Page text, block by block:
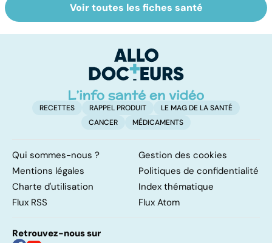
Intoxications
alimentaires :
Tout savoir sur
les infections
Voir toutes les fiches santé
RECETTES RAPPEL PRODUIT
LE MAG DE LA SANTÉ
CANCER
MÉDICAMENTS
Qui sommes-nous ?
Gestion des cookies
Mentions légales
Politiques de confidentialité
Charte d'utilisation
Index thématique
Flux RSS
Flux Atom
Retrouvez-nous sur